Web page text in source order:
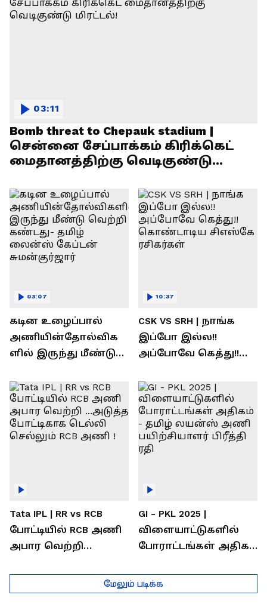
Bomb threat to Chepauk stadium |
சென்னை சேப்பாக்கம் கிரிக்கெட்
மைதானத்திற்கு வெடிகுண்டு
03:11
கடின உழைப்பால்
அணியின்தோல்விக
ளில் இருந்து மீண்டு
தமிழ் லைன்ஸ்
கேப்டன் சுமன்குர்ஜார்
03:07
CSK VS SRH | நாங்க
இப்போ இல்ல!!
அப்போவே கெத்து!!
சிஎஸ்கே ரசிகர்கள்
10:37
Tata IPL | RR vs RCB
போட்டியில் RCB அணி
அபார வெற்றி
டெல்லி செல்லும் RCB
அணி !
GI - PKL 2025 |
விளையாட்டுகளில்
போராட்டங்கள் அதிகம்
பயிற்சியாளர் பிரீத்தி
ரதி
மேலும் படிக்க